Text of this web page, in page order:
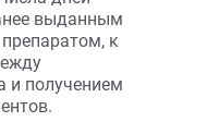
выданным
к
и получением